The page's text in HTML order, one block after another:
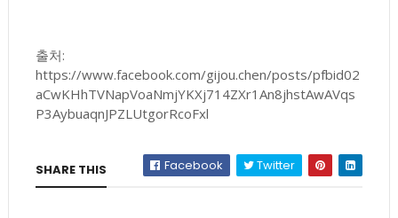
출처:
https://www.facebook.com/gijou.chen/posts/pfbid02
aCwKHhTVNapVoaNmjYKXj714ZXr1An8jhstAwAVqs
P3AybuaqnJPZLUtgorRcoFxl
SHARE THIS Facebook Twitter